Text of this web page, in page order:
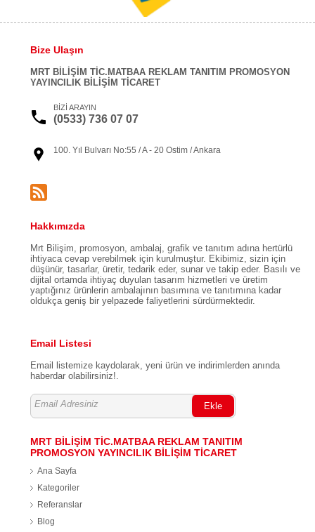
Bize Ulaşın
MRT BİLİŞİM TİC.MATBAA REKLAM TANITIM PROMOSYON
YAYINCILIK BİLİŞİM TİCARET
BİZİ ARAYIN
(0533) 736 07 07
100. Yıl Bulvarı No:55 / A - 20 Ostim / Ankara
Hakkımızda
Mrt Bilişim, promosyon, ambalaj, grafik ve tanıtım adına hertürlü
ihtiyaca cevap verebilmek için kurulmuştur. Ekibimiz, sizin için
düşünür, tasarlar, üretir, tedarik eder, sunar ve takip eder. Basılı ve
dijital ortamda ihtiyaç duyulan tasarım hizmetleri ve üretim
yaptığınız ürünlerin ambalajının basımına ve tanıtımına kadar
oldukça geniş bir yelpazede faliyetlerini sürdürmektedir.
Email Listesi
Email listemize kaydolarak, yeni ürün ve indirimlerden anında
haberdar olabilirsiniz!.
Ekle
MRT BİLİŞİM TİC.MATBAA REKLAM TANITIM
PROMOSYON YAYINCILIK BİLİŞİM TİCARET
Ana Sayfa
Kategoriler
Referanslar
Blog